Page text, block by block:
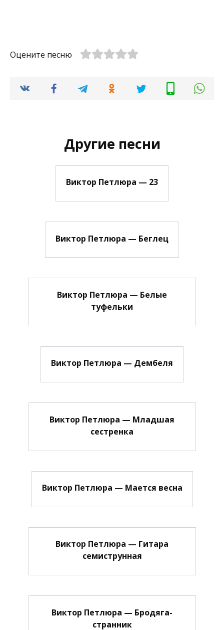
Оцените песню
Другие песни
Виктор Петлюра — 23
Виктор Петлюра — Беглец
Виктор Петлюра — Белые
туфельки
Виктор Петлюра — Дембеля
Виктор Петлюра — Младшая
сестренка
Виктор Петлюра — Мается весна
Виктор Петлюра — Гитара
семиструнная
Виктор Петлюра — Бродяга-
странник